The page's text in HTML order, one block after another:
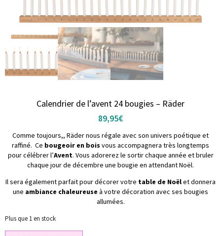
Calendrier de l’avent 24 bougies – Räder
89,95€
Comme toujours,, Räder nous régale avec son univers poétique et
raffiné. Ce bougeoir en bois vous accompagnera très longtemps
pour célébrer l’Avent. Vous adorerez le sortir chaque année et bruler
chaque jour de décembre une bougie en attendant Noël.
Il sera également parfait pour décorer votre table de Noëlet donnera
une ambiance chaleureuse à votre décoration avec ses bougies
allumées.
Plus que 1 en stock